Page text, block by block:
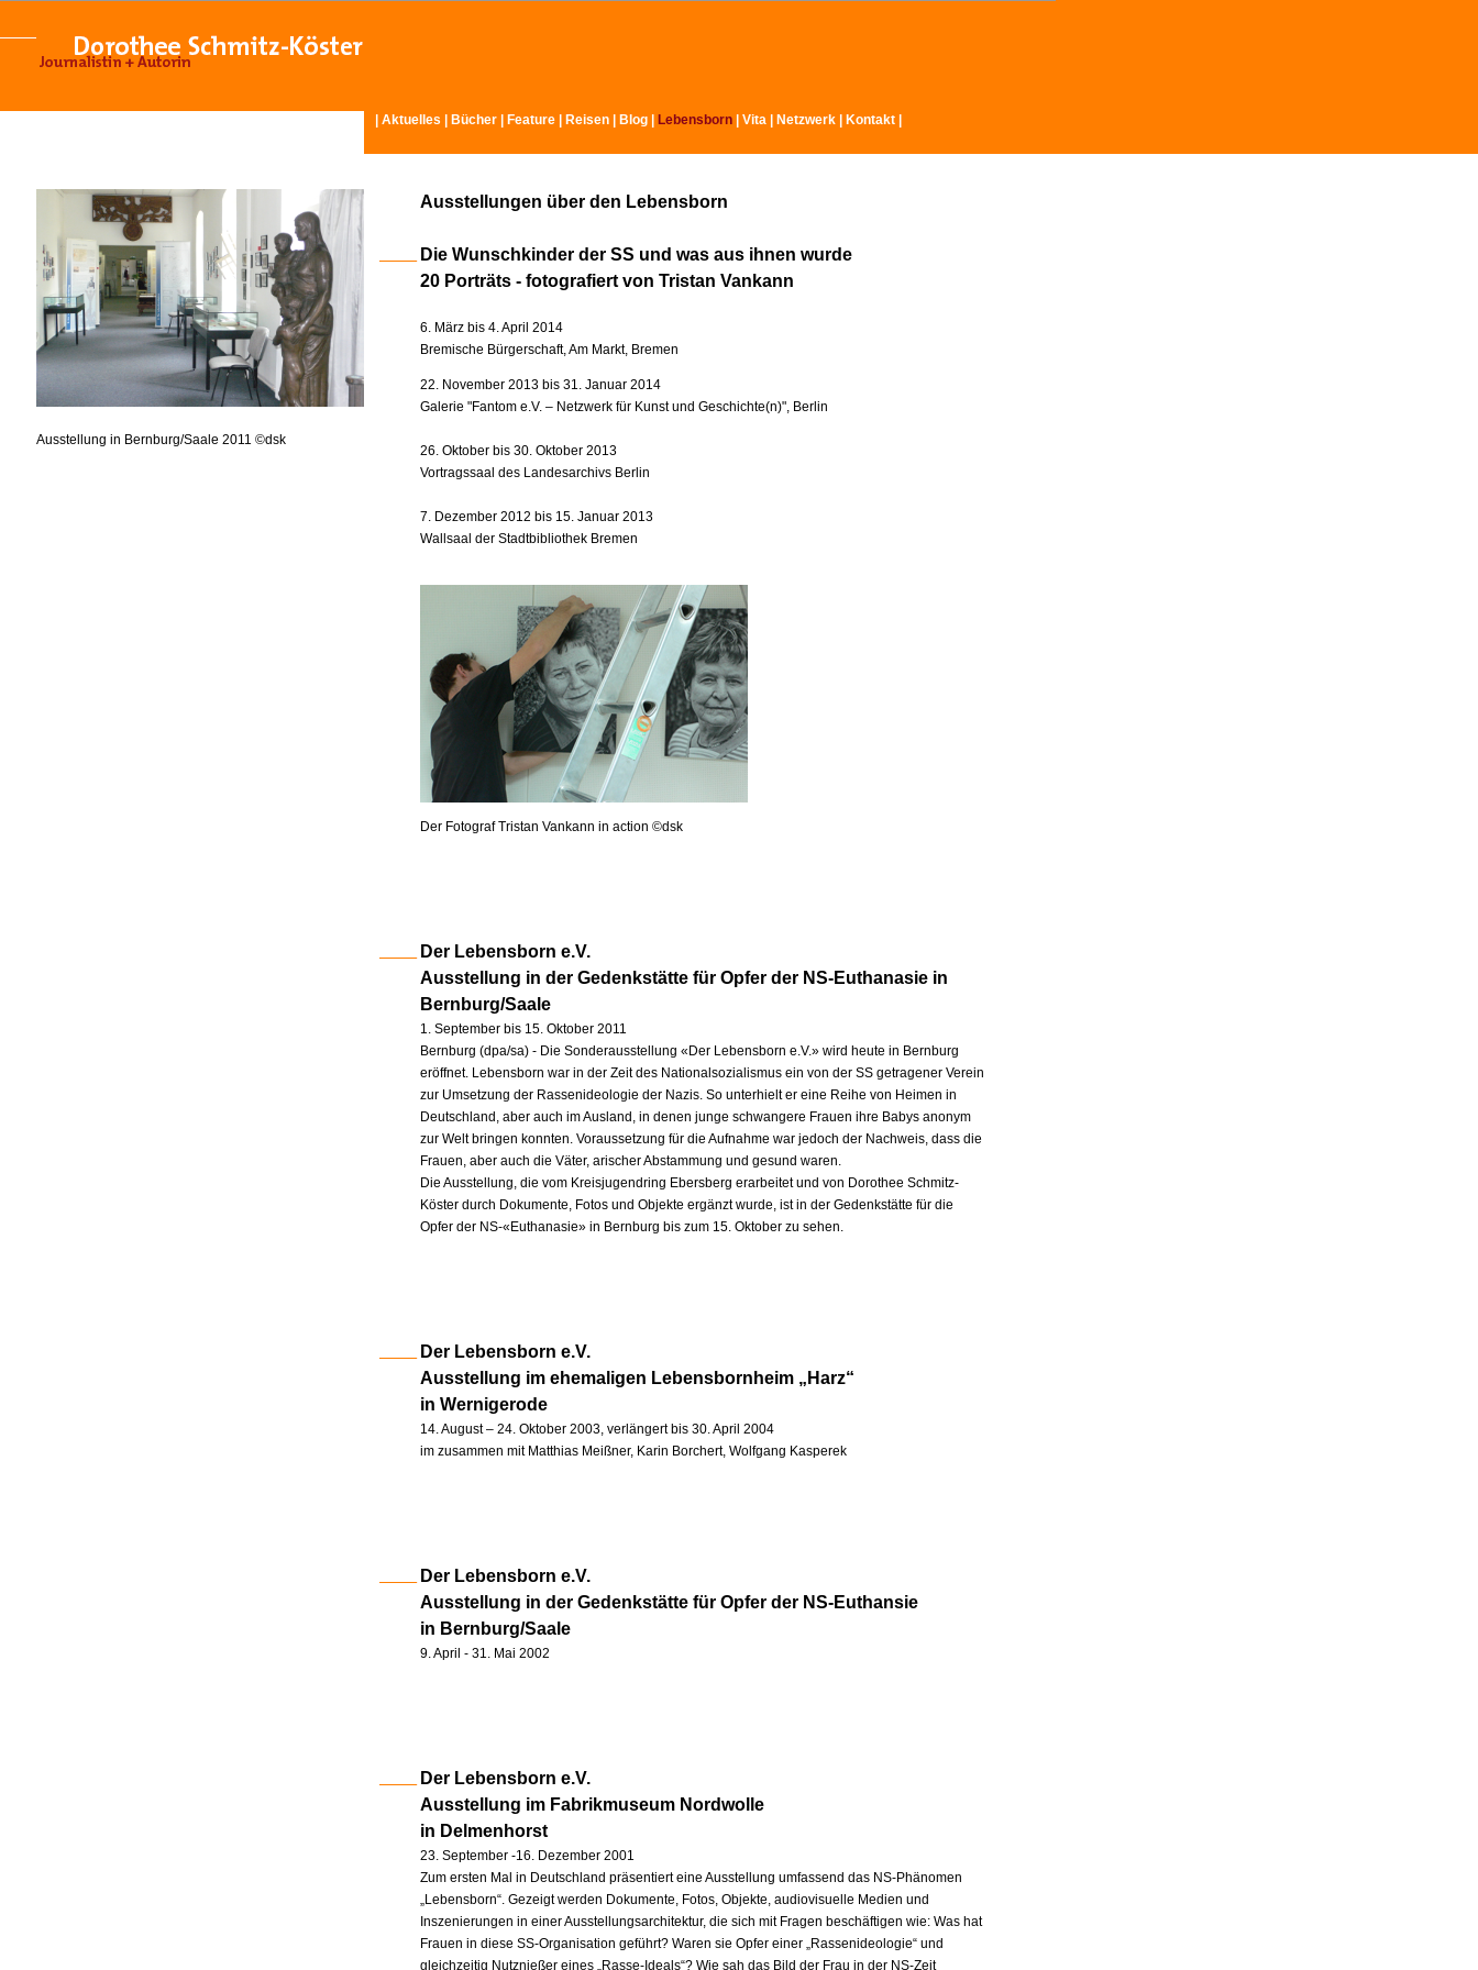
Aktuelles Bücher Feature Reisen Blog Lebensborn Vita Netzwerk Kontakt
Ausstellung in Bernburg/Saale 2011 ©dsk
Ausstellungen über den Lebensborn
Die Wunschkinder der SS und was aus ihnen wurde
20 Porträts - fotografiert von Tristan Vankann
6. März bis 4. April 2014
Bremische Bürgerschaft, Am Markt, Bremen
22. November 2013 bis 31. Januar 2014
Galerie "Fantom e.V. – Netzwerk für Kunst und Geschichte(n)", Berlin
26. Oktober bis 30. Oktober 2013
Vortragssaal des Landesarchivs Berlin
7. Dezember 2012 bis 15. Januar 2013
Wallsaal der Stadtbibliothek Bremen
Der Fotograf Tristan Vankann in action ©dsk
Der Lebensborn e.V.
Ausstellung in der Gedenkstätte für Opfer der NS-Euthanasie in
Bernburg/Saale
1. September bis 15. Oktober 2011
Bernburg (dpa/sa) - Die Sonderausstellung «Der Lebensborn e.V.» wird heute in Bernburg
eröffnet. Lebensborn war in der Zeit des Nationalsozialismus ein von der SS getragener Verein
zur Umsetzung der Rassenideologie der Nazis. So unterhielt er eine Reihe von Heimen in
Deutschland, aber auch im Ausland, in denen junge schwangere Frauen ihre Babys anonym
zur Welt bringen konnten. Voraussetzung für die Aufnahme war jedoch der Nachweis, dass die
Frauen, aber auch die Väter, arischer Abstammung und gesund waren.
Die Ausstellung, die vom Kreisjugendring Ebersberg erarbeitet und von Dorothee Schmitz-
Köster durch Dokumente, Fotos und Objekte ergänzt wurde, ist in der Gedenkstätte für die
Opfer der NS-«Euthanasie» in Bernburg bis zum 15. Oktober zu sehen.
Der Lebensborn e.V.
Ausstellung im ehemaligen Lebensbornheim „Harz“
in Wernigerode
14. August – 24. Oktober 2003, verlängert bis 30. April 2004
im zusammen mit Matthias Meißner, Karin Borchert, Wolfgang Kasperek
Der Lebensborn e.V.
Ausstellung in der Gedenkstätte für Opfer der NS-Euthansie
in Bernburg/Saale
9. April - 31. Mai 2002
Der Lebensborn e.V.
Ausstellung im Fabrikmuseum Nordwolle
in Delmenhorst
23. September -16. Dezember 2001
Zum ersten Mal in Deutschland präsentiert eine Ausstellung umfassend das NS-Phänomen
„Lebensborn“. Gezeigt werden Dokumente, Fotos, Objekte, audiovisuelle Medien und
Inszenierungen in einer Ausstellungsarchitektur, die sich mit Fragen beschäftigen wie: Was hat
Frauen in diese SS-Organisation geführt? Waren sie Opfer einer „Rassenideologie“ und
gleichzeitig Nutznießer eines „Rasse-Ideals“? Wie sah das Bild der Frau in der NS-Zeit